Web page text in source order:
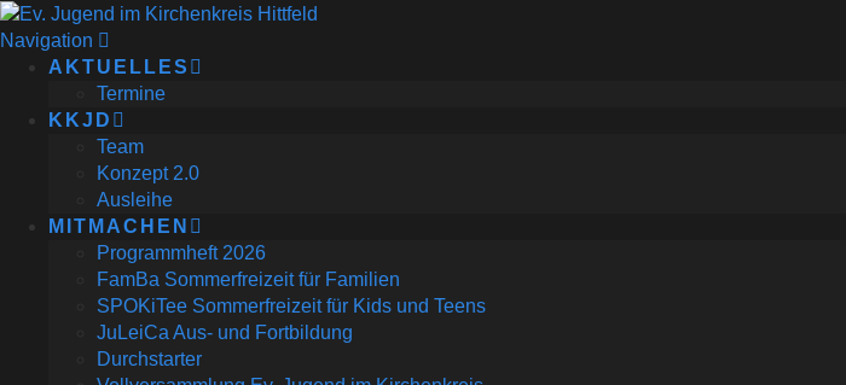
Navigation
AKTUELLES
Termine
KKJD
Team
Konzept 2.0
Ausleihe
MITMACHEN
Programmheft 2026
FamBa Sommerfreizeit für Familien
SPOKiTee Sommerfreizeit für Kids und Teens
JuLeiCa Aus- und Fortbildung
Durchstarter